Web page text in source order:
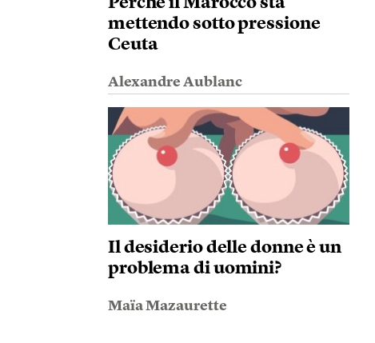
mettendo sotto pressione
Ceuta
Alexandre Aublanc
Il desiderio delle donne è un
problema di uomini?
Maïa Mazaurette